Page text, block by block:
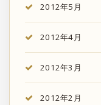
2012年5月
2012年4月
2012年3月
2012年2月